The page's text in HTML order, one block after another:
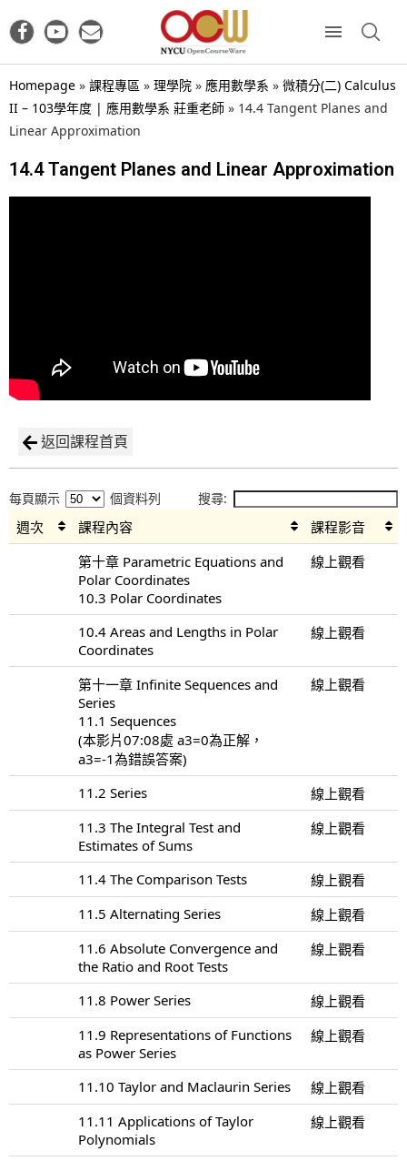
Homepage » 課程專區 » 理學院 » 應用數學系 » 微積分(二) Calculus
II – 103學年度 | 應用數學系 莊重老師 » 14.4 Tangent Planes and
Linear Approximation
14.4 Tangent Planes and Linear Approximation
返回課程首頁
每頁顯示 個資料列 搜尋:
週次 課程內容
課程影音
第十章 Parametric Equations and
Polar Coordinates
10.3 Polar Coordinates
線上觀看
10.4 Areas and Lengths in Polar
Coordinates
線上觀看
第十一章 Infinite Sequences and
Series
11.1 Sequences
(本影片07:08處 a3=0為正解，
a3=-1為錯誤答案)
線上觀看
11.2 Series
線上觀看
11.3 The Integral Test and
Estimates of Sums
線上觀看
11.4 The Comparison Tests
線上觀看
11.5 Alternating Series
線上觀看
11.6 Absolute Convergence and
the Ratio and Root Tests
線上觀看
11.8 Power Series
線上觀看
11.9 Representations of Functions
as Power Series
線上觀看
11.10 Taylor and Maclaurin Series
線上觀看
11.11 Applications of Taylor
Polynomials
線上觀看